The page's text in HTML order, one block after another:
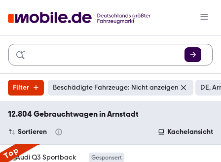
Filter Beschädigte Fahrzeuge: Nicht anzeigen DE,
12.804 Gebrauchtwagen in Arnstadt
Sortieren Kachelansicht
Top Gesponsert